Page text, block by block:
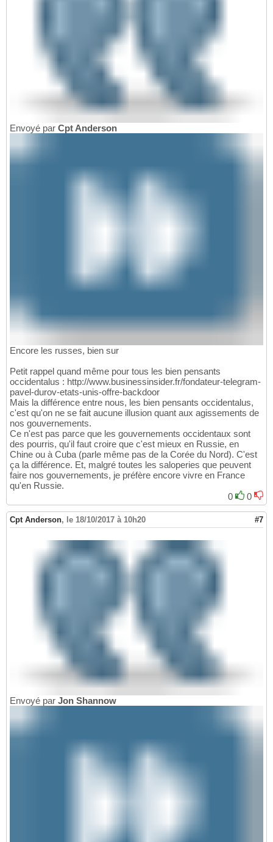
Envoyé par Cpt Anderson
Encore les russes, bien sur
Petit rappel quand même pour tous les bien pensants
occidentalus : http://www.businessinsider.fr/fondateur-telegram-
pavel-durov-etats-unis-offre-backdoor
Mais la différence entre nous, les bien pensants occidentalus,
c'est qu'on ne se fait aucune illusion quant aux agissements de
nos gouvernements.
Ce n'est pas parce que les gouvernements occidentaux sont
des pourris, qu'il faut croire que c'est mieux en Russie, en
Chine ou à Cuba (parle même pas de la Corée du Nord). C'est
ça la différence. Et, malgré toutes les saloperies que peuvent
faire nos gouvernements, je préfère encore vivre en France
qu'en Russie.
0
0
Cpt Anderson, le 18/10/2017 à 10h20 #7
Envoyé par Jon Shannow